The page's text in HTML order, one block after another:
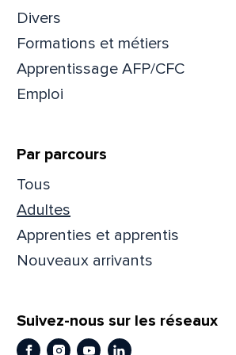
Divers
Formations et métiers
Apprentissage AFP/CFC
Emploi
Par parcours
Tous
Adultes
Apprenties et apprentis
Nouveaux arrivants
Suivez-nous sur les réseaux
Facebook
Instagram
YoutubeLinkedIn